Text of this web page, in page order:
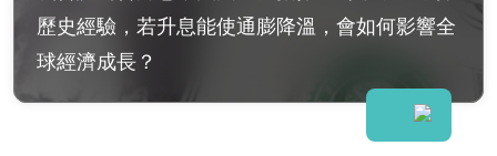
歷史經驗，若升息能使通膨降溫，會如何影響全
球經濟成長？